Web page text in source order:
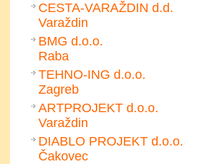
CESTA-VARAŽDIN d.d.
Varaždin
BMG d.o.o.
Raba
TEHNO-ING d.o.o.
Zagreb
ARTPROJEKT d.o.o.
Varaždin
DIABLO PROJEKT d.o.o.
Čakovec